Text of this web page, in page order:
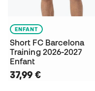
ENFANT
Short FC Barcelona
Training 2026-2027
Enfant
37,99 €